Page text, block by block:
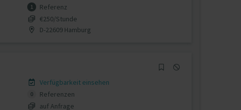
1
Referenz
€250/Stunde
D-22609 Hamburg
Verfügbarkeit einsehen
0
Referenzen
auf Anfrage